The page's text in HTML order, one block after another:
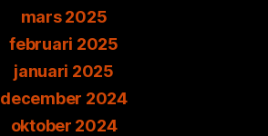
mars 2025
februari 2025
januari 2025
december 2024
oktober 2024